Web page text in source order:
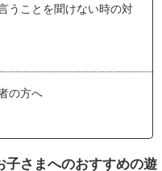
うことを聞けない時の対
の方へ
子さまへのおすすめの遊